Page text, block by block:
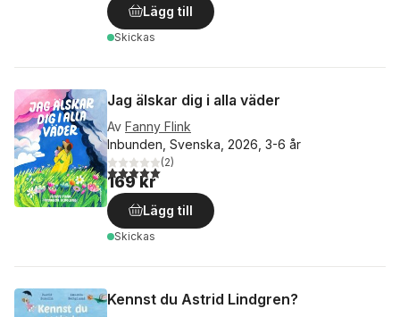
Lägg till
Skickas
Jag älskar dig i alla väder
Av Fanny Flink
Inbunden, Svenska, 2026, 3-6 år
5,0utav 5 stjärnor. Totalt antal röster:
(2)
169 kr
Lägg till
Skickas
Kennst du Astrid Lindgren?